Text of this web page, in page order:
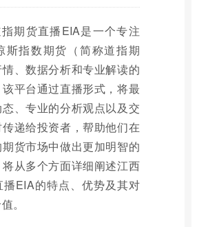
期货直播EIA是一个专注
斯指数期货（简称道指期
、数据分析和专业解读的
平台通过直播形式，将最
、专业的分析观点以及交
递给投资者，帮助他们在
货市场中做出更加明智的
从多个方面详细阐述江西
播EIA的特点、优势及其对
。